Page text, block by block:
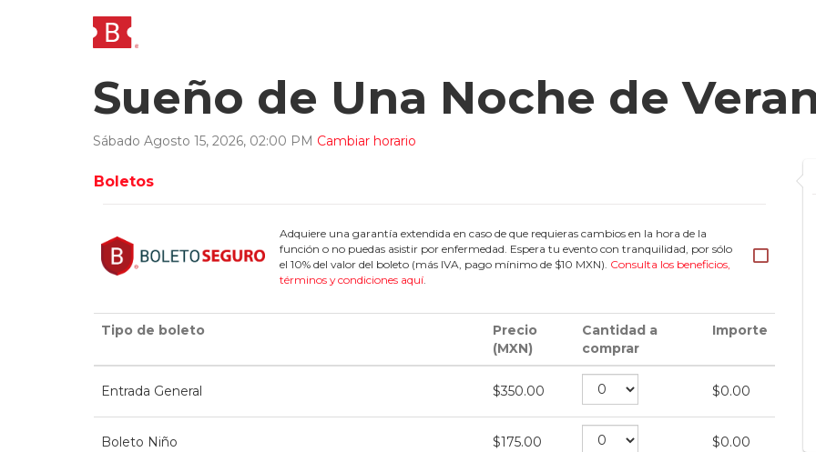
Sueño de Una Noche de
Sábado Agosto 15, 2026, 02:00 PM Cambiar horario
Boletos
Adquiere una garantía extendida en caso de que requieras cambios en la hora de la
función o no puedas asistir por enfermedad. Espera tu evento con tranquilidad, por sólo
el 10% del valor del boleto (más IVA, pago mínimo de $10 MXN). Consulta los beneficios,
términos y condiciones aquí.
Tipo de boleto
Precio
(MXN)
Cantidad a
comprar
Importe
Entrada General $350.00 $0.00
Boleto Niño $175.00 $0.00